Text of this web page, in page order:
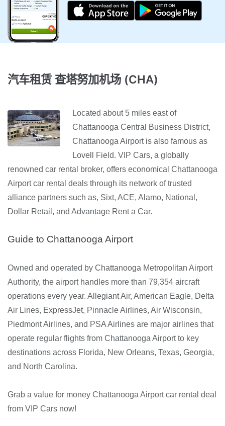
汽车租赁 查塔努加机场 (CHA)
Located about 5 miles east of
Chattanooga Central Business District,
Chattanooga Airport is also famous as
Lovell Field. VIP Cars, a globally
renowned car rental broker, offers economical Chattanooga
Airport car rental deals through its network of trusted
alliance partners such as, Sixt, ACE, Alamo, National,
Dollar Retail, and Advantage Rent a Car.
Guide to Chattanooga Airport
Owned and operated by Chattanooga Metropolitan Airport
Authority, the airport handles more than 79,354 aircraft
operations every year. Allegiant Air, American Eagle, Delta
Air Lines, ExpressJet, Pinnacle Airlines, Air Wisconsin,
Piedmont Airlines, and PSA Airlines are major airlines that
operate regular flights from Chattanooga Airport to key
destinations across Florida, New Orleans, Texas, Georgia,
and North Carolina.
Grab a value for money Chattanooga Airport car rental deal
from VIP Cars now!